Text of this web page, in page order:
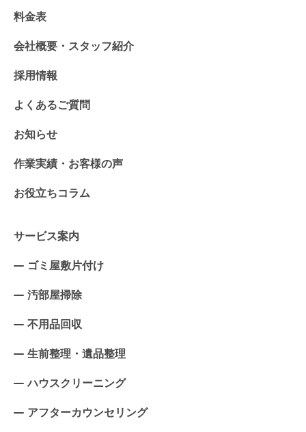
料金表
会社概要・スタッフ紹介
採用情報
よくあるご質問
お知らせ
作業実績・お客様の声
お役立ちコラム
サービス案内
ゴミ屋敷片付け
汚部屋掃除
不用品回収
生前整理・遺品整理
ハウスクリーニング
アフターカウンセリング